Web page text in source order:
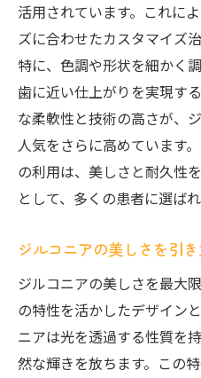
地域特有のジルコ
ジルコニアの特性が
審美歯科でのジル
ジルコニアがもた
市川市の審美歯科
の特性
ジルコニアの色調
他のセラミックス
ア
ジルコニアセラミッ
市の技術
市川市の歯科技工
活用されています。これに
ズに合わせたカスタマイズ
特に、色調や形状を細かく
歯に近い仕上がりを実現す
な柔軟性と技術の高さが、
人気をさらに高めています
の利用は、美しさと耐久性
として、多くの患者に選ばれ
ジルコニアの美しさを引
ジルコニアの美しさを最大
の特性を活かしたデザイン
ニアは光を透過する性質を
然な輝きを放ちます。この